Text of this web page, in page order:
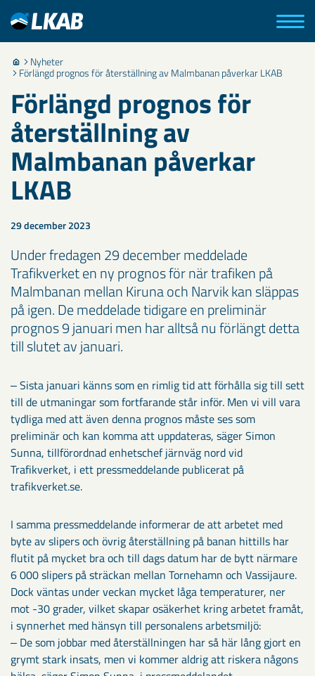
Nyheter
Förlängd prognos för återställning av Malmbanan påverkar LKAB
Förlängd prognos för
återställning av
Malmbanan påverkar
LKAB
29 december 2023
Under fredagen 29 december meddelade
Trafikverket en ny prognos för när trafiken på
Malmbanan mellan Kiruna och Narvik kan släppas
på igen. De meddelade tidigare en preliminär
prognos 9 januari men har alltså nu förlängt detta
till slutet av januari.
‒ Sista januari känns som en rimlig tid att förhålla sig till sett
till de utmaningar som fortfarande står inför. Men vi vill vara
tydliga med att även denna prognos måste ses som
preliminär och kan komma att uppdateras, säger Simon
Sunna, tillförordnad enhetschef järnväg nord vid
Trafikverket, i ett pressmeddelande publicerat på
trafikverket.se.
I samma pressmeddelande informerar de att arbetet med
byte av slipers och övrig återställning på banan hittills har
flutit på mycket bra och till dags datum har de bytt närmare
6 000 slipers på sträckan mellan Tornehamn och Vassijaure.
Dock väntas under veckan mycket låga temperaturer, ner
mot -30 grader, vilket skapar osäkerhet kring arbetet framåt,
i synnerhet med hänsyn till personalens arbetsmiljö:
‒ De som jobbar med återställningen har så här lång gjort en
grymt stark insats, men vi kommer aldrig att riskera någons